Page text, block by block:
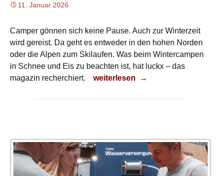
11. Januar 2026
Camper gönnen sich keine Pause. Auch zur Winterzeit
wird gereist. Da geht es entweder in den hohen Norden
oder die Alpen zum Skilaufen. Was beim Wintercampen
in Schnee und Eis zu beachten ist, hat luckx – das
magazin recherchiert.
Auf zum Wintercamping
weiterlesen →